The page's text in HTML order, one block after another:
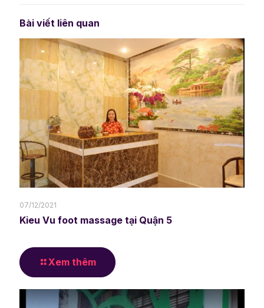
Bài viết liên quan
07/12/2021
Kieu Vu foot massage tại Quận 5
Xem thêm